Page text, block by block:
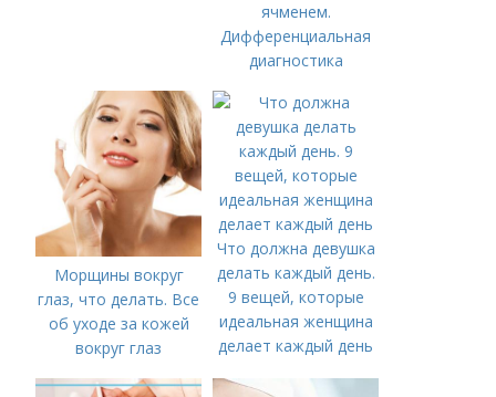
ячменем.
Дифференциальная
диагностика
Морщины вокруг
глаз, что делать. Все
об уходе за кожей
вокруг глаз
Что должна девушка
делать каждый день.
9 вещей, которые
идеальная женщина
делает каждый день